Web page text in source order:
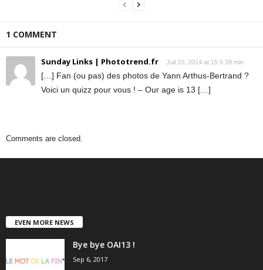
1 COMMENT
Sunday Links | Phototrend.fr Juil 10, 2014 at 15 h 39 min
[…] Fan (ou pas) des photos de Yann Arthus-Bertrand ?
Voici un quizz pour vous ! – Our age is 13 […]
Comments are closed.
EVEN MORE NEWS
Bye bye OAI13 !
Sep 6, 2017